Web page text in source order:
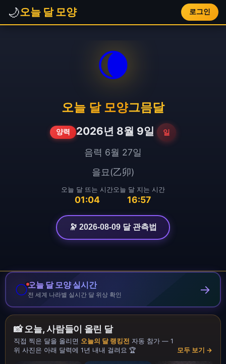
🌙오늘 달 모양 로그인
🌘
오늘 달 모양그믐달
양력 2026년 8월 9일 일
음력 6월 27일
을묘(乙卯)
오늘 달 뜨는 시간
01:04
오늘 달 지는 시간
16:57
🔭 2026-08-09 달 관측법
🌕오늘 달 모양 실시간
전 세계 나라별 실시간 달 위상 확인 →
📸 오늘, 사람들이 올린 달
직접 찍은 달을 올리면 오늘의 달 랭킹전 자동 참가 — 1
위 사진은 아래 달력에 1년 내내 걸려요 🏆
모두 보기 →